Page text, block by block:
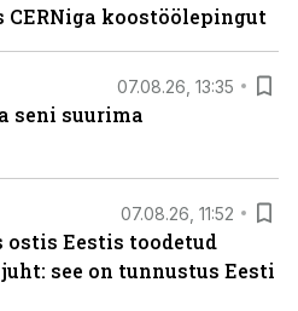
koostöölepingut
07.08.26, 13:35
seni suurima
07.08.26, 11:52
Eestis toodetud
see on tunnustus Eesti